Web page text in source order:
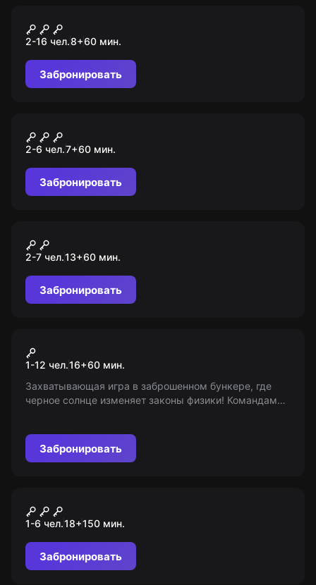
Хаги Ваги
2-16 чел.8+60 мин.
Забронировать
Хоббит: опасное
путешествие
2-6 чел.7+60 мин.
Забронировать
Оно
2-7 чел.13+60 мин.
Забронировать
Кернел: бункер
1-12 чел.16+60 мин.
Захватывающая игра в заброшенном бункере, где
черное солнце изменяет законы физики! Командам
Забронировать
Saint Twins Detective
1-6 чел.18+150 мин.
Забронировать